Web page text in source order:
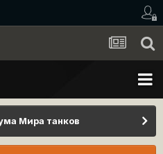
Мира танков